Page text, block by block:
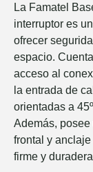
La Famatel
interruptor es
ofrecer
espacio.
acceso al
la entrada de
orientadas a
Además,
frontal y
firme y